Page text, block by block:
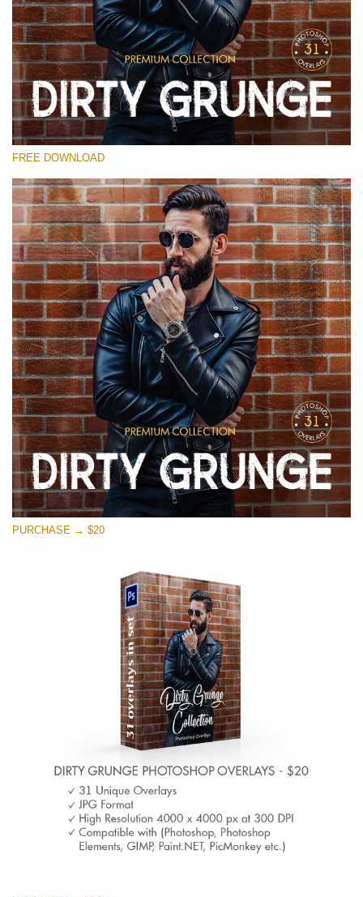
Por favor seleccione
Free Photoshop Overlay
Small 800*533px
Dirty Grunge
(31 Overlays)
Entire Collection
(1783 Overlays)
Large 6000*4000px
Descarga gratis
FREE DOWNLOAD
PURCHASE → $20